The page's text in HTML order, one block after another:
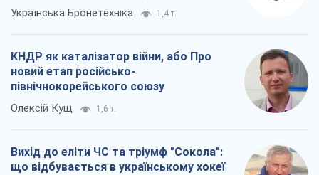
Українська Бронетехніка 1,4 т.
КНДР як каталізатор війни, або Про
новий етап російсько-
північнокорейського союзу
Олексій Кущ 1,6 т.
Вихід до еліти ЧС та тріумф "Сокола":
що відбувається в українському хокеї